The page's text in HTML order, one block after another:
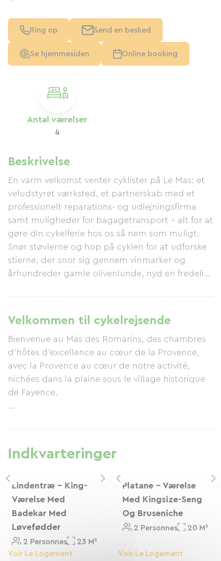
Antal værelser
4
Beskrivelse
En varm velkomst venter cyklister på Le Mas: et
veludstyret værksted, et partnerskab med et
professionelt reparations- og udlejningsfirma
samt muligheder for bagagetransport – alt for at
gøre din cykelferie hos os så nem som muligt.
Snør støvlerne og hop på cyklen for at udforske
stierne, der snor sig gennem vinmarker og
århundreder gamle olivenlunde, nyd en fredelig
spændende nedkørsler op. Vi har snesevis af
cykelruter for alle niveauer, og vi er kun 1,5 km
fra EV8-cykelruten, så vi er perfekt placeret til at
sikre en behagelig og mindeværdig fortsættelse
af din rejse. Vi glæder os til at byde dig
velkommen.
Velkommen til cykelrejsende
Bienvenue au Mas des Romarins, des chambres
d’hôtes d’excellence au cœur de la Provence,
avec la Provence au cœur de notre activité,
nichées dans la plaine sous le village historique
de Fayence.
haute qualité, la maison convient parfaitement
aux couples ou aux petits groupes d’amis qui
campagne.
Nous avons la chance d’être entourés de
paysages magnifiques, avec des dizaines
d’itinéraires cyclables de tous niveaux dont vous
pourrez profiter lors de votre séjour au Mas des
Indkvarteringer
Lindentræ - King-
Værelse Med
Badekar Med
Løvefødder
2 Personnes
23 M²
Voir Le Logement
Platane - Værelse
Med Kingsize-Seng
Og Bruseniche
2 Personnes 20 M²
Voir Le Logement
Ring op Send en besked
Se hjemmesiden Online booking